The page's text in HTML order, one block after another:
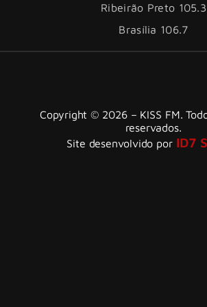
Ribeirão Preto 105.3
Brasília 106.7
Copyright © 2026 – KISS FM.
reservados.
Site desenvolvido por ID7